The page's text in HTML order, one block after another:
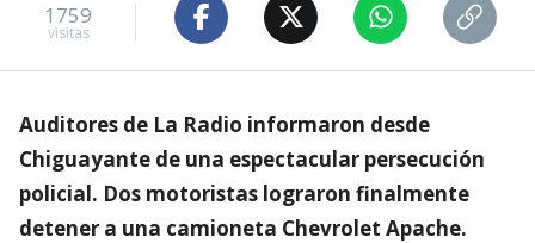
1759
visitas
Auditores de La Radio informaron desde
Chiguayante de una espectacular persecución
policial. Dos motoristas lograron finalmente
detener a una camioneta Chevrolet Apache.